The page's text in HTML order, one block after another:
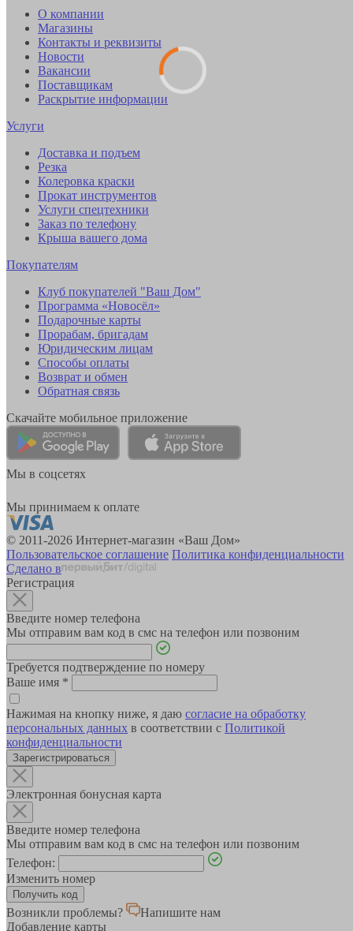
О компании
Магазины
Контакты и реквизиты
Новости
Вакансии
Поставщикам
Раскрытие информации
Услуги
Доставка и подъем
Резка
Колеровка краски
Прокат инструментов
Услуги спецтехники
Заказ по телефону
Крыша вашего дома
Покупателям
Клуб покупателей "Ваш Дом"
Программа «Новосёл»
Подарочные карты
Прорабам, бригадам
Юридическим лицам
Способы оплаты
Возврат и обмен
Обратная связь
Скачайте мобильное приложение
Мы в соцсетях
Мы принимаем к оплате
© 2011-2026 Интернет-магазин «Ваш Дом»
Пользовательское соглашение Политика конфиденциальности
Сделано в
Регистрация
Введите номер телефона
Мы отправим вам код в смс на телефон или позвоним
Требуется подтверждение по номеру
Ваше имя *
Нажимая на кнопку ниже, я даю согласие на обработку
персональных данных в соответствии с Политикой
конфиденциальности
Зарегистрироваться
Электронная бонусная карта
Введите номер телефона
Мы отправим вам код в смс на телефон или позвоним
Телефон:
Изменить номер
Возникли проблемы?
Напишите нам
Добавление карты